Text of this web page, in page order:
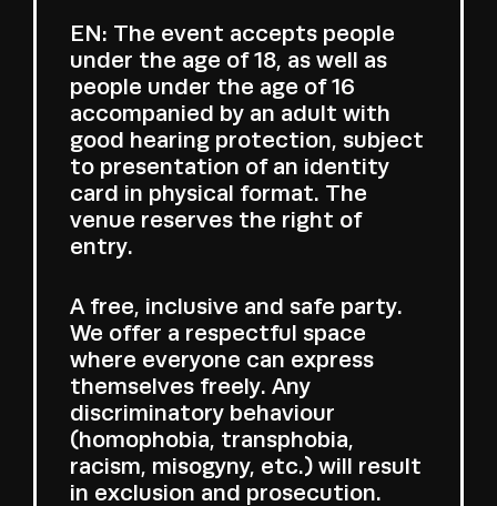
EN: The event accepts people
under the age of 18, as well as
people under the age of 16
accompanied by an adult with
good hearing protection, subject
to presentation of an identity
card in physical format. The
venue reserves the right of
entry.
A free, inclusive and safe party.
We offer a respectful space
where everyone can express
themselves freely. Any
discriminatory behaviour
(homophobia, transphobia,
racism, misogyny, etc.) will result
in exclusion and prosecution.